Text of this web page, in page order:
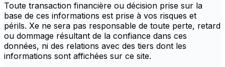
Toute transaction financière ou décision prise sur la
base de ces informations est prise à vos risques et
périls. Xe ne sera pas responsable de toute perte, retard
ou dommage résultant de la confiance dans ces
données, ni des relations avec des tiers dont les
informations sont affichées sur ce site.